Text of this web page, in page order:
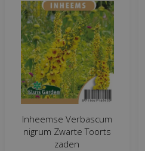
Inheemse Verbascum
nigrum Zwarte Toorts
zaden